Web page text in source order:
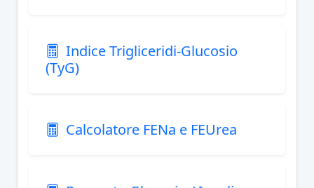
Indice Trigliceridi-Glucosio
(TyG)
Calcolatore FENa e FEUrea